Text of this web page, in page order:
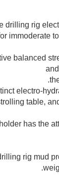
drilling rig
immoderate
balanced
electro-
table,
has the
rig mud